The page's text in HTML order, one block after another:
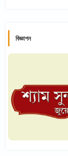
বিজ্ঞাপন